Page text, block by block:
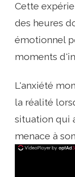
Cette
des heures
émotionnel
moments
L'anxiété
la réalité
situation qui
menace à